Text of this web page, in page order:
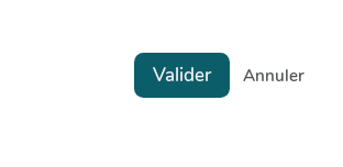
Valider
Annuler